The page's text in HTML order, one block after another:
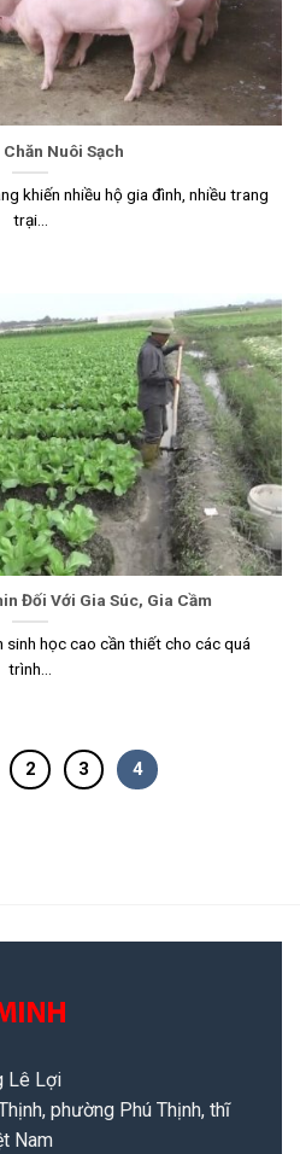
Nuôi Sạch
khiến nhiều hộ gia đình, nhiều trang
trại...
Đối Với Gia Súc, Gia Cầm
học cao cần thiết cho các quá
trình...
2 3 4
Lê Lợi
phường Phú Thịnh, thĩ
Nam